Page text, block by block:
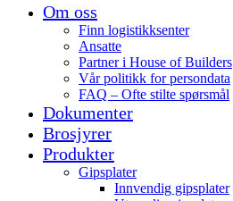
Om oss
Finn logistikksenter
Ansatte
Partner i House of Builders
Vår politikk for persondata
FAQ – Ofte stilte spørsmål
Dokumenter
Brosjyrer
Produkter
Gipsplater
Innvendig gipsplater